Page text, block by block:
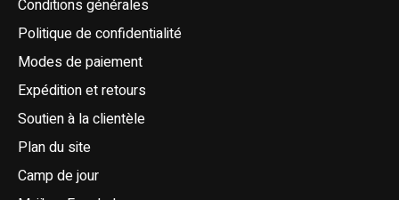
Conditions générales
Politique de confidentialité
Modes de paiement
Expédition et retours
Soutien à la clientèle
Plan du site
Camp de jour